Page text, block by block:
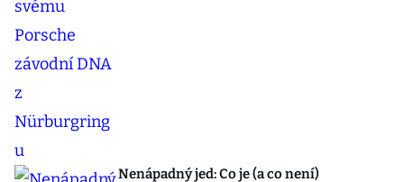
Nenápadný jed: Co je (a co není)